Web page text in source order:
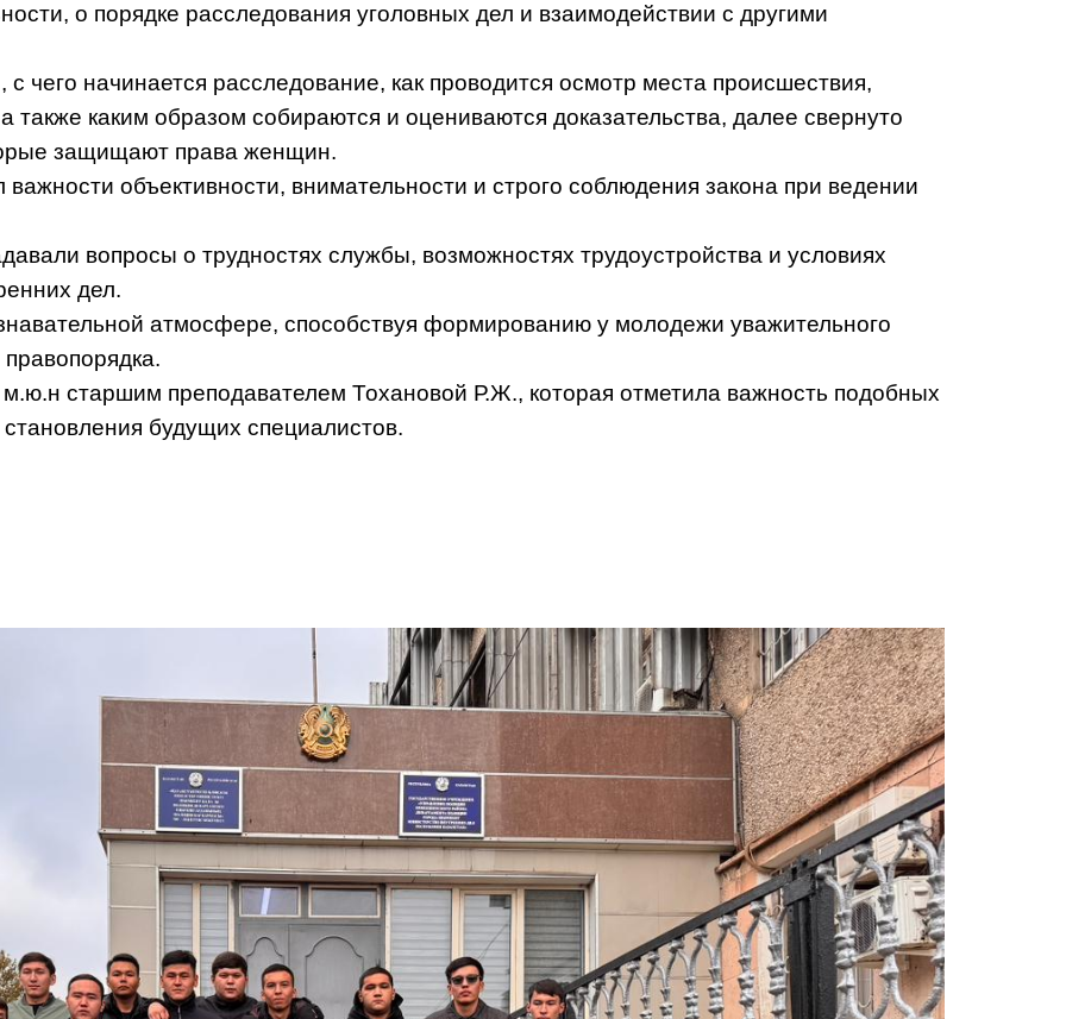
о порядке расследования уголовных дел и взаимодействии с другими
чего начинается расследование, как проводится осмотр места происшествия,
также каким образом собираются и оцениваются доказательства, далее свернуто
защищают права женщин.
объективности, внимательности и строго соблюдения закона при ведении
вопросы о трудностях службы, возможностях трудоустройства и условиях
дел.
атмосфере, способствуя формированию у молодежи уважительного
старшим преподавателем Тохановой Р.Ж., которая отметила важность подобных
будущих специалистов.